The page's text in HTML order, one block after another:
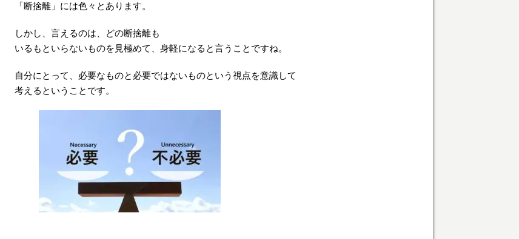
「断捨離」には色々とあります。
しかし、言えるのは、どの断捨離も
いるもといらないものを見極めて、身軽になると言うことですね。
自分にとって、必要なものと必要ではないものという視点を意識して
考えるということです。